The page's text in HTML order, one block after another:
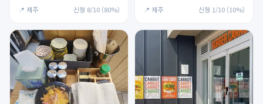
📍 제주 신청 8/10 (80%) 📍 제주 신청 1/10 (10%)